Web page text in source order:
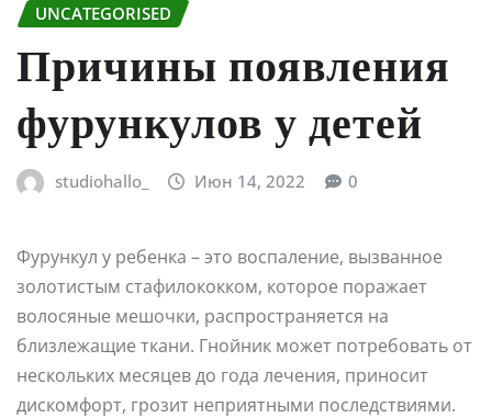
UNCATEGORISED
Причины появления
фурункулов у детей
studiohallo_ Июн 14, 2022 0
Фурункул у ребенка – это воспаление, вызванное
золотистым стафилококком, которое поражает
волосяные мешочки, распространяется на
близлежащие ткани. Гнойник может потребовать от
нескольких месяцев до года лечения, приносит
дискомфорт, грозит неприятными последствиями.